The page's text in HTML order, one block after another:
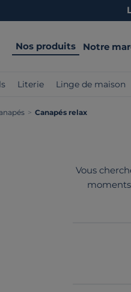
Nos produits Notre
Literie Linge de maison
> Canapés relax
Vous